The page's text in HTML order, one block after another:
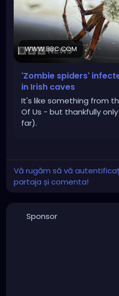
WWW.BBC.COM
'Zombie spiders'
in Irish caves
It's like something from
Of Us - but thankfully
far).
Vă rugăm să vă
partaja și comenta!
Sponsor